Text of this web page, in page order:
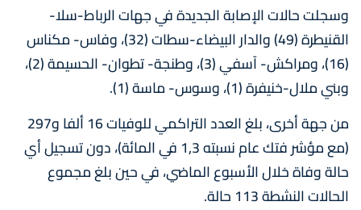
وسجلت حالات الإصابة الجديدة في جهات الرباط-سلا-
القنيطرة (49) والدار البيضاء-سطات (32)، وفاس- مكناس
(16)، ومراكش- آسفي (3)، وطنجة- تطوان- الحسيمة (2)،
وبني ملال-خنيفرة (1)، وسوس- ماسة (1).
من جهة أخرى، بلغ العدد التراكمي للوفيات 16 ألفا و297
(مع مؤشر فتك عام نسبته 1,3 في المائة)، دون تسجيل أي
حالة وفاة خلال الأسبوع الماضي، في حين بلغ مجموع
الحالات النشطة 113 حالة.